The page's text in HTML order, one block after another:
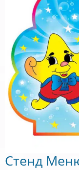
Стенд